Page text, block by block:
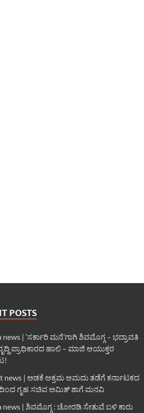
POSTS
news | ‘ಸರ್ಕಾರಿ ಮನೆ’ಗಾಗಿ ಶಿವಮೊಗ್ಗ – ಭದ್ರಾವತಿ
ಪ್ರಾಧಿಕಾರದ ಹಾಲಿ – ಮಾಜಿ ಆಯುಕ್ತರ
news | ಅಡಕೆ ಅಕ್ರಮ ಆಮದು ತಡೆಗೆ ಕರ್ನಾಟಕದ
ಗೃಹ ಸಚಿವ ಅಮಿತ್ ಶಾಗೆ ಮನವಿ
news | ಶಿವಮೊಗ್ಗ : ಚೋರಡಿ ಸೇತುವೆ ಬಳಿ ಕಾರು